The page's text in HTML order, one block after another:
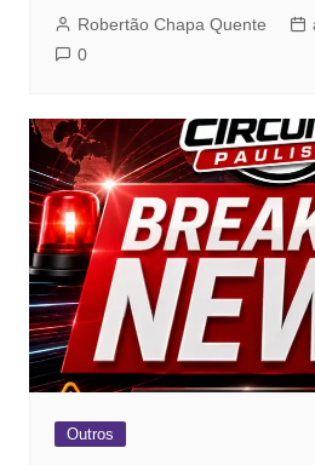
Robertão Chapa Quente
0
Outros